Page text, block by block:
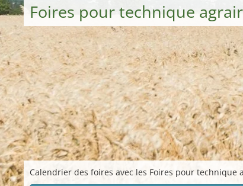
Foires pour technique
Calendrier des foires avec les Foires pour technique